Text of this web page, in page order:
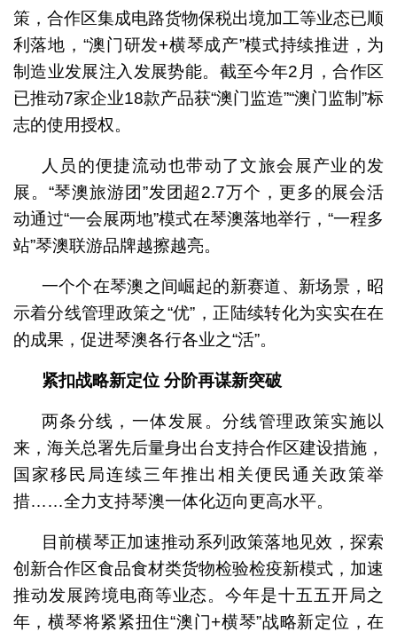
策，合作区集成电路货物保税出境加工等业态已顺
利落地，“澳门研发+横琴成产”模式持续推进，为
制造业发展注入发展势能。截至今年2月，合作区
已推动7家企业18款产品获“澳门监造”“澳门监制”标
志的使用授权。
人员的便捷流动也带动了文旅会展产业的发
展。“琴澳旅游团”发团超2.7万个，更多的展会活
动通过“一会展两地”模式在琴澳落地举行，“一程多
站”琴澳联游品牌越擦越亮。
一个个在琴澳之间崛起的新赛道、新场景，昭
示着分线管理政策之“优”，正陆续转化为实实在在
的成果，促进琴澳各行各业之“活”。
紧扣战略新定位 分阶再谋新突破
两条分线，一体发展。分线管理政策实施以
来，海关总署先后量身出台支持合作区建设措施，
国家移民局连续三年推出相关便民通关政策举
措……全力支持琴澳一体化迈向更高水平。
目前横琴正加速推动系列政策落地见效，探索
创新合作区食品食材类货物检验检疫新模式，加速
推动发展跨境电商等业态。今年是十五五开局之
年，横琴将紧紧扭住“澳门+横琴”战略新定位，在